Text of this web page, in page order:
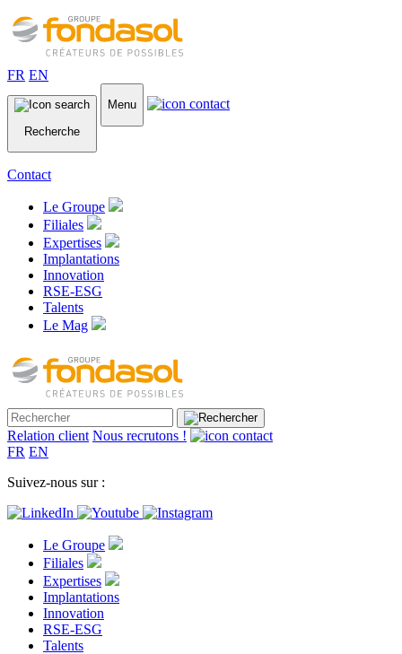
FR EN
Recherche
Menu
Contact
Le Groupe
Filiales
Expertises
Implantations
Innovation
RSE-ESG
Talents
Le Mag
Relation client Nous recrutons !
FR EN
Suivez-nous sur :
Le Groupe
Filiales
Expertises
Implantations
Innovation
RSE-ESG
Talents